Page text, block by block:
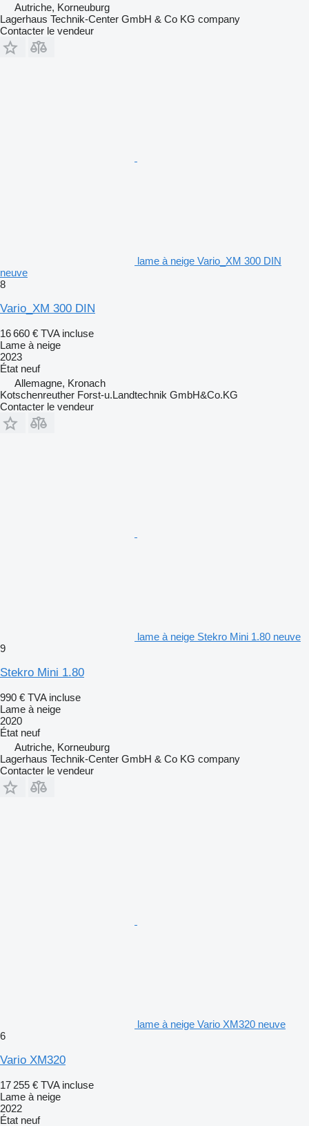
Autriche, Korneuburg
Lagerhaus Technik-Center GmbH & Co KG company
Contacter le vendeur
lame à neige Vario_XM 300 DIN
neuve
8
Vario_XM 300 DIN
16 660 € TVA incluse
Lame à neige
2023
État neuf
Allemagne, Kronach
Kotschenreuther Forst-u.Landtechnik GmbH&Co.KG
Contacter le vendeur
lame à neige Stekro Mini 1.80 neuve
9
Stekro Mini 1.80
990 € TVA incluse
Lame à neige
2020
État neuf
Autriche, Korneuburg
Lagerhaus Technik-Center GmbH & Co KG company
Contacter le vendeur
lame à neige Vario XM320 neuve
6
Vario XM320
17 255 € TVA incluse
Lame à neige
2022
État neuf